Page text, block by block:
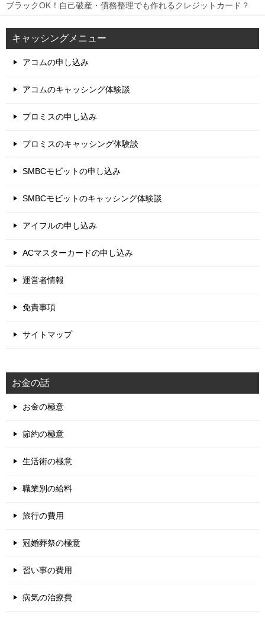
ブラックOK！自己破産・債務整理でも作れるクレジットカード？
キャッシングメニュー
アコムの申し込み
アコムのキャッシング体験談
プロミスの申し込み
プロミスのキャッシング体験談
SMBCモビットの申し込み
SMBCモビットのキャッシング体験談
アイフルの申し込み
ACマスターカードの申し込み
運営者情報
免責事項
サイトマップ
お金の話
お金の極意
節約の極意
生活術の極意
職業別の給料
旅行の費用
冠婚葬祭の極意
習い事の費用
病気の治療費